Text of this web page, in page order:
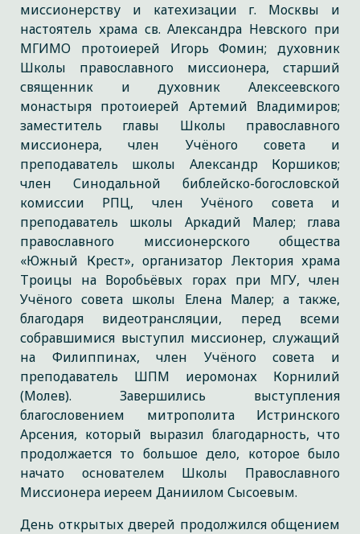
миссионерству и катехизации г. Москвы и
настоятель храма св. Александра Невского при
МГИМО протоиерей Игорь Фомин; духовник
Школы православного миссионера, старший
священник и духовник Алексеевского
монастыря протоиерей Артемий Владимиров;
заместитель главы Школы православного
миссионера, член Учёного совета и
преподаватель школы Александр Коршиков;
член Синодальной библейско-богословской
комиссии РПЦ, член Учёного совета и
преподаватель школы Аркадий Малер; глава
православного миссионерского общества
«Южный Крест», организатор Лектория храма
Троицы на Воробьёвых горах при МГУ, член
Учёного совета школы Елена Малер; а также,
благодаря видеотрансляции, перед всеми
собравшимися выступил миссионер, служащий
на Филиппинах, член Учёного совета и
преподаватель ШПМ иеромонах Корнилий
(Молев). Завершились выступления
благословением митрополита Истринского
Арсения, который выразил благодарность, что
продолжается то большое дело, которое было
начато основателем Школы Православного
Миссионера иереем Даниилом Сысоевым.
День открытых дверей продолжился общением